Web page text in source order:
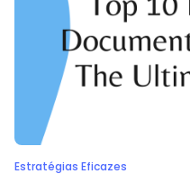
Estratégias Eficazes